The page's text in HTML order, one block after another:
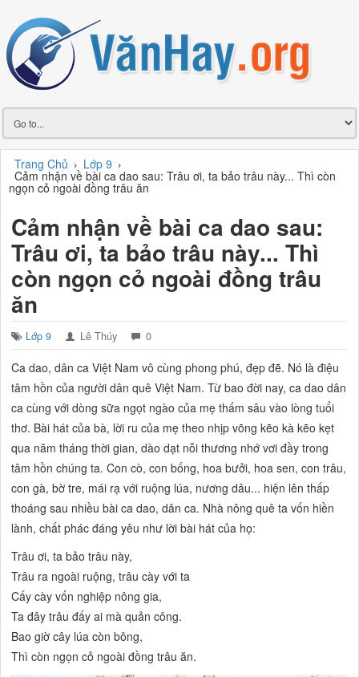
Trang Chủ › Lớp 9 ›
Cảm nhận về bài ca dao sau: Trâu ơi, ta bảo trâu này... Thì còn
ngọn cỏ ngoài đồng trâu ăn
Cảm nhận về bài ca dao sau:
Trâu ơi, ta bảo trâu này... Thì
còn ngọn cỏ ngoài đồng trâu
ăn
Lớp 9 Lê Thúy 0
Ca dao, dân ca Việt Nam vô cùng phong phú, đẹp đẽ. Nó là điệu
tâm hồn của người dân quê Việt Nam. Từ bao đời nay, ca dao dân
ca cùng với dòng sữa ngọt ngào của mẹ thấm sâu vào lòng tuổi
thơ. Bài hát của bà, lời ru của mẹ theo nhịp võng kẽo kà kẽo kẹt
qua năm tháng thời gian, dào dạt nỗi thương nhớ vơi đầy trong
tâm hồn chúng ta. Con cò, con bống, hoa bưởi, hoa sen, con trâu,
con gà, bờ tre, mái rạ với ruộng lúa, nương dâu... hiện lên thấp
thoáng sau nhiều bài ca dao, dân ca. Nhà nông quê ta vốn hiền
lành, chất phác đáng yêu như lời bài hát của họ:
Trâu ơi, ta bảo trâu này,
Trâu ra ngoài ruộng, trâu cày với ta
Cấy cày vốn nghiệp nông gia,
Ta đây trâu đấy ai mà quản công.
Bao giờ cây lúa còn bông,
Thì còn ngọn cỏ ngoài đồng trâu ăn.